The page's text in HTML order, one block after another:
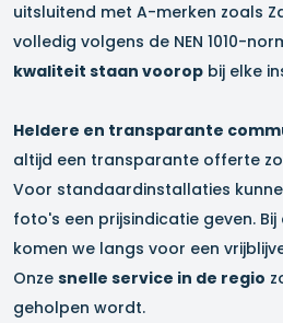
uitsluitend met A-merken zoals
volledig volgens de NEN 1010-
kwaliteit staan voorop bij elke
Heldere en transparante
altijd een transparante offerte
Voor standaardinstallaties
foto's een prijsindicatie geven.
komen we langs voor een
Onze snelle service in de regio
geholpen wordt.